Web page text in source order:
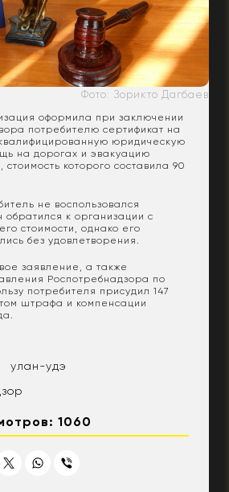
Фото: Зорикто Дагбаев
оформила при заключении
потребителю сертификат на
юридическую
на дорогах и эвакуацию
стоимость которого составила 90
не воспользовался
обратился к организации с
стоимости, однако его
без удовлетворения.
заявление, а также
Роспотребнадзора по
потребителя присудил 147
штрафа и компенсации
улан-удэ
1060